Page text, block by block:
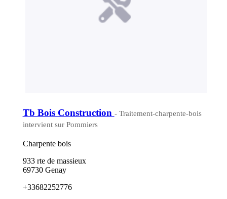
Tb Bois Construction - Traitement-charpente-bois
intervient sur Pommiers
Charpente bois
933 rte de massieux
69730 Genay
+33682252776